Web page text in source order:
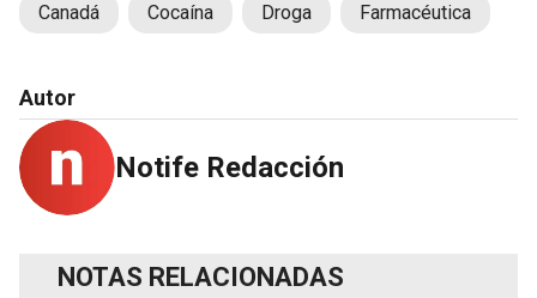
Canadá Cocaína Droga Farmacéutica
Autor
Notife Redacción
NOTAS RELACIONADAS